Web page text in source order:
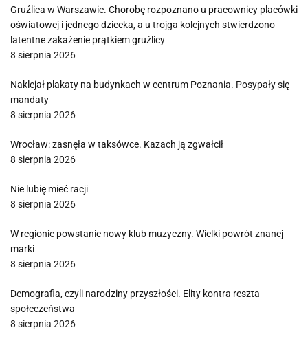
Gruźlica w Warszawie. Chorobę rozpoznano u pracownicy placówki
oświatowej i jednego dziecka, a u trojga kolejnych stwierdzono
latentne zakażenie prątkiem gruźlicy
8 sierpnia 2026
Naklejał plakaty na budynkach w centrum Poznania. Posypały się
mandaty
8 sierpnia 2026
Wrocław: zasnęła w taksówce. Kazach ją zgwałcił
8 sierpnia 2026
Nie lubię mieć racji
8 sierpnia 2026
W regionie powstanie nowy klub muzyczny. Wielki powrót znanej
marki
8 sierpnia 2026
Demografia, czyli narodziny przyszłości. Elity kontra reszta
społeczeństwa
8 sierpnia 2026